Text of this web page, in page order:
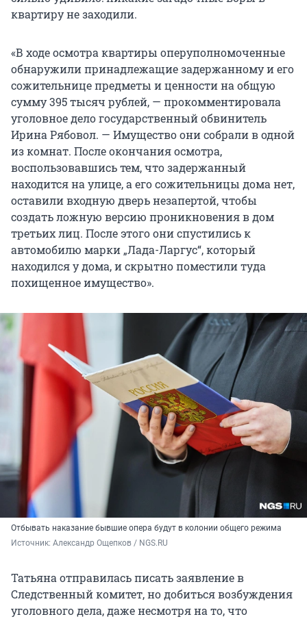
квартиру не заходили.
«В ходе осмотра квартиры оперуполномоченные
обнаружили принадлежащие задержанному и его
сожительнице предметы и ценности на общую
сумму 395 тысяч рублей, — прокомментировала
уголовное дело государственный обвинитель
Ирина Рябовол. — Имущество они собрали в одной
из комнат. После окончания осмотра,
воспользовавшись тем, что задержанный
находится на улице, а его сожительницы дома нет,
оставили входную дверь незапертой, чтобы
создать ложную версию проникновения в дом
третьих лиц. После этого они спустились к
автомобилю марки „Лада-Ларгус“, который
находился у дома, и скрытно поместили туда
похищенное имущество».
Отбывать наказание бывшие опера будут в колонии общего режима
Источник: Александр Ощепков / NGS.RU
Татьяна отправилась писать заявление в
Следственный комитет, но добиться возбуждения
уголовного дела, даже несмотря на то, что